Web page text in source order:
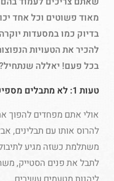
מאוד פשוטים וכל אחד
בדיוק כמו במסעדות
להכיר את הטעויות
בכל פעם! יאללה
טעות 1: לא מתבלים מספיק
אולי אתם מפחדים להפוך
להרוס אותו עם תבלינים,
משתלמת כשזה מגיע
לתבל את פנים הסטייק,